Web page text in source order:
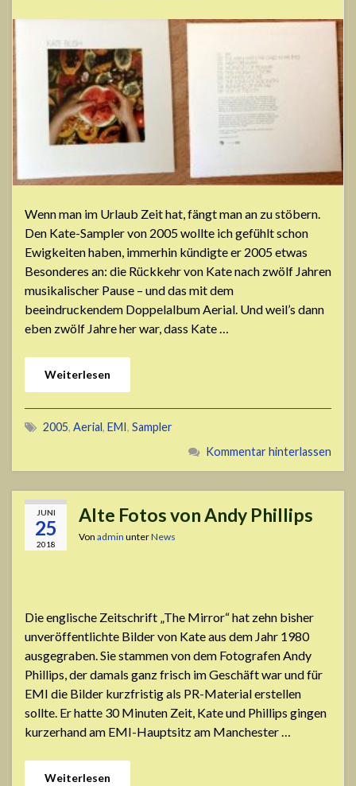
Wenn man im Urlaub Zeit hat, fängt man an zu stöbern.
Den Kate-Sampler von 2005 wollte ich gefühlt schon
Ewigkeiten haben, immerhin kündigte er 2005 etwas
Besonderes an: die Rückkehr von Kate nach zwölf Jahren
musikalischer Pause – und das mit dem
beeindruckendem Doppelalbum Aerial. Und weil’s dann
eben zwölf Jahre her war, dass Kate …
Weiterlesen
2005, Aerial , EMI , Sampler
Kommentar hinterlassen
JUNI
25
2018
Alte Fotos von Andy Phillips
Von admin unterNews
Die englische Zeitschrift „The Mirror“ hat zehn bisher
unveröffentlichte Bilder von Kate aus dem Jahr 1980
ausgegraben. Sie stammen von dem Fotografen Andy
Phillips, der damals ganz frisch im Geschäft war und für
EMI die Bilder kurzfristig als PR-Material erstellen
sollte. Er hatte 30 Minuten Zeit, Kate und Phillips gingen
kurzerhand am EMI-Hauptsitz am Manchester …
Weiterlesen